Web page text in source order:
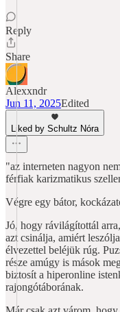
Reply
Share
Alexxndr
Jun 11, 2025Edited
Liked by Schultz Nóra
"az interneten nagyon
férfiak karizmatikus
Végre egy bátor,
Jó, hogy rávilágítottál
azt csinálja, amiért
élvezettel beléjük rúg.
része amúgy is mások
biztosít a hiperonline
rajongótáborának.